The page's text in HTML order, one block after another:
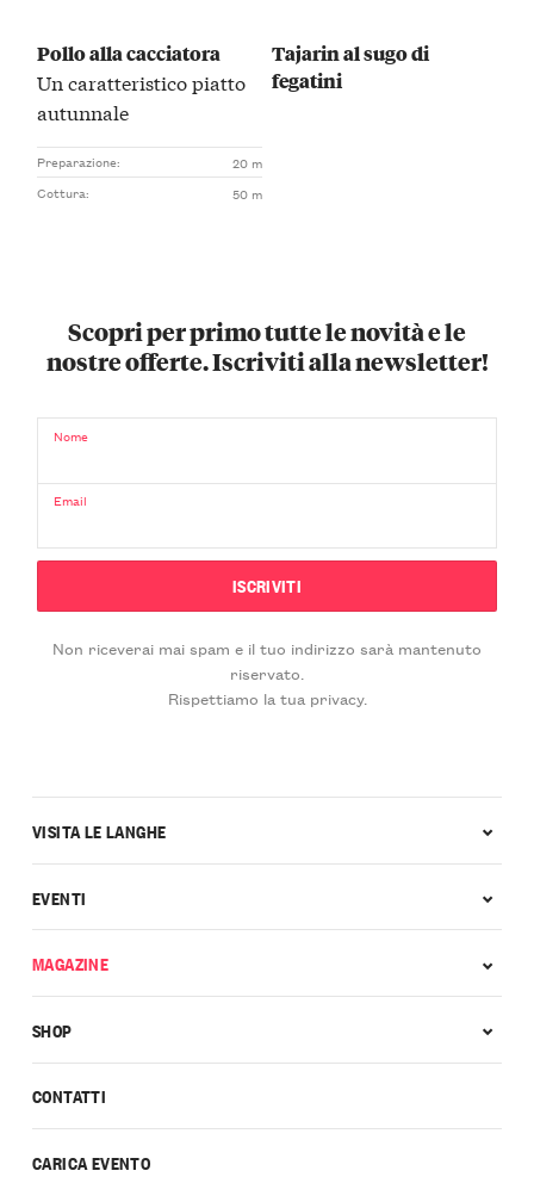
Pollo alla cacciatora
Un caratteristico piatto
autunnale
Preparazione:
20 m
Cottura:
50 m
Tajarin al sugo di
fegatini
Scopri per primo tutte le novità e le
nostre offerte. Iscriviti alla newsletter!
Nome
Email
Non riceverai mai spam e il tuo indirizzo sarà mantenuto
riservato.
Rispettiamo la tua privacy.
CONTATTI
CARICA EVENTO
VISITA LE LANGHE
EVENTI
MAGAZINE
SHOP